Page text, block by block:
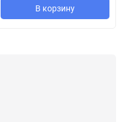
В корзину